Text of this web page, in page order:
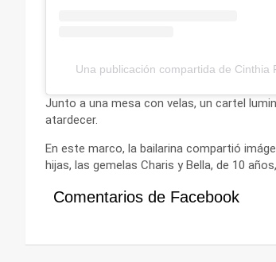
Una publicación compartida de
Junto a una mesa con velas, un cartel
atardecer.
En este marco, la bailarina compartió
hijas, las gemelas Charis y Bella, de 10
Comentarios de Facebook